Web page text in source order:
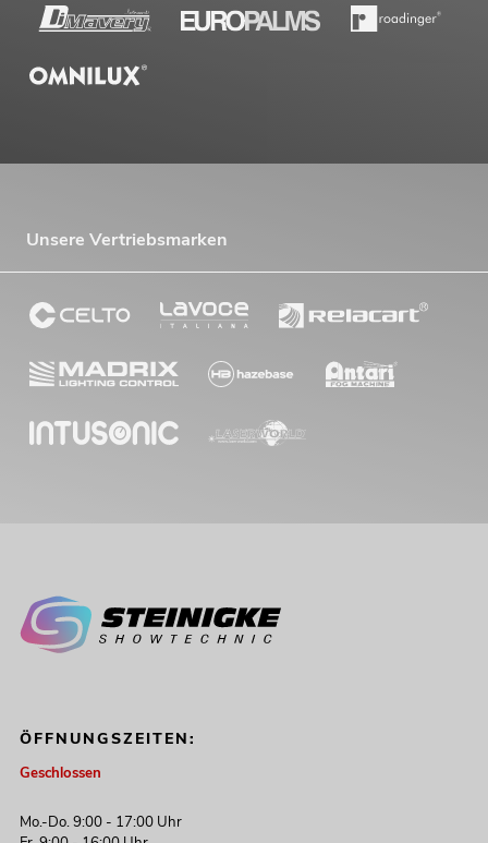
Unsere Vertriebsmarken
ÖFFNUNGSZEITEN:
Geschlossen
Mo.-Do. 9:00 - 17:00 Uhr